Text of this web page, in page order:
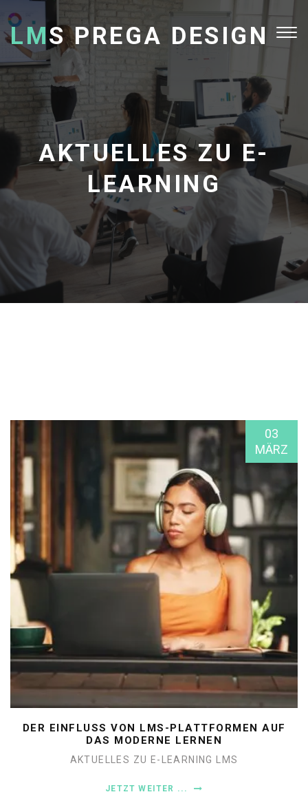
LMS PREGA DESIGN
AKTUELLES ZU E-
LEARNING
03
MÄRZ
DER EINFLUSS VON LMS-PLATTFORMEN AUF
DAS MODERNE LERNEN
AKTUELLES ZU E-LEARNING LMS
JETZT WEITER ...